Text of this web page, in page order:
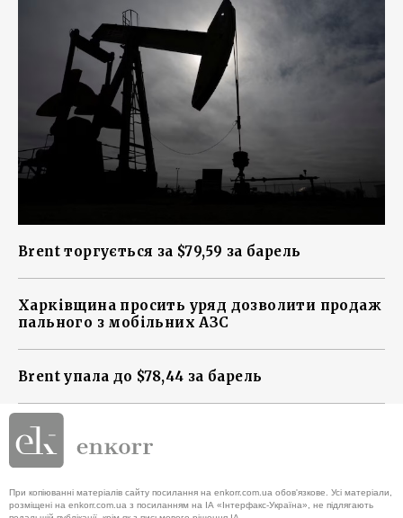
Brent торгується за $79,59 за барель
Харківщина просить уряд дозволити продаж
пального з мобільних АЗС
Brent упала до $78,44 за барель
При копіюванні матеріалів сайту посилання на enkorr.com.ua обов'язкове. Усі матеріали,
розміщені на enkorr.com.ua з посиланням на ІА «Інтерфакс-Україна», не підлягають